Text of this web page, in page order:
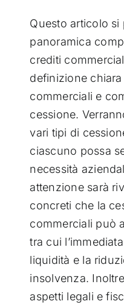
Questo articolo
panoramica
crediti
definizione
commerciali e
cessione.
vari tipi di
ciascuno possa
necessità
attenzione sarà
concreti che la
commerciali può
tra cui
liquidità e la
insolvenza.
aspetti legali e